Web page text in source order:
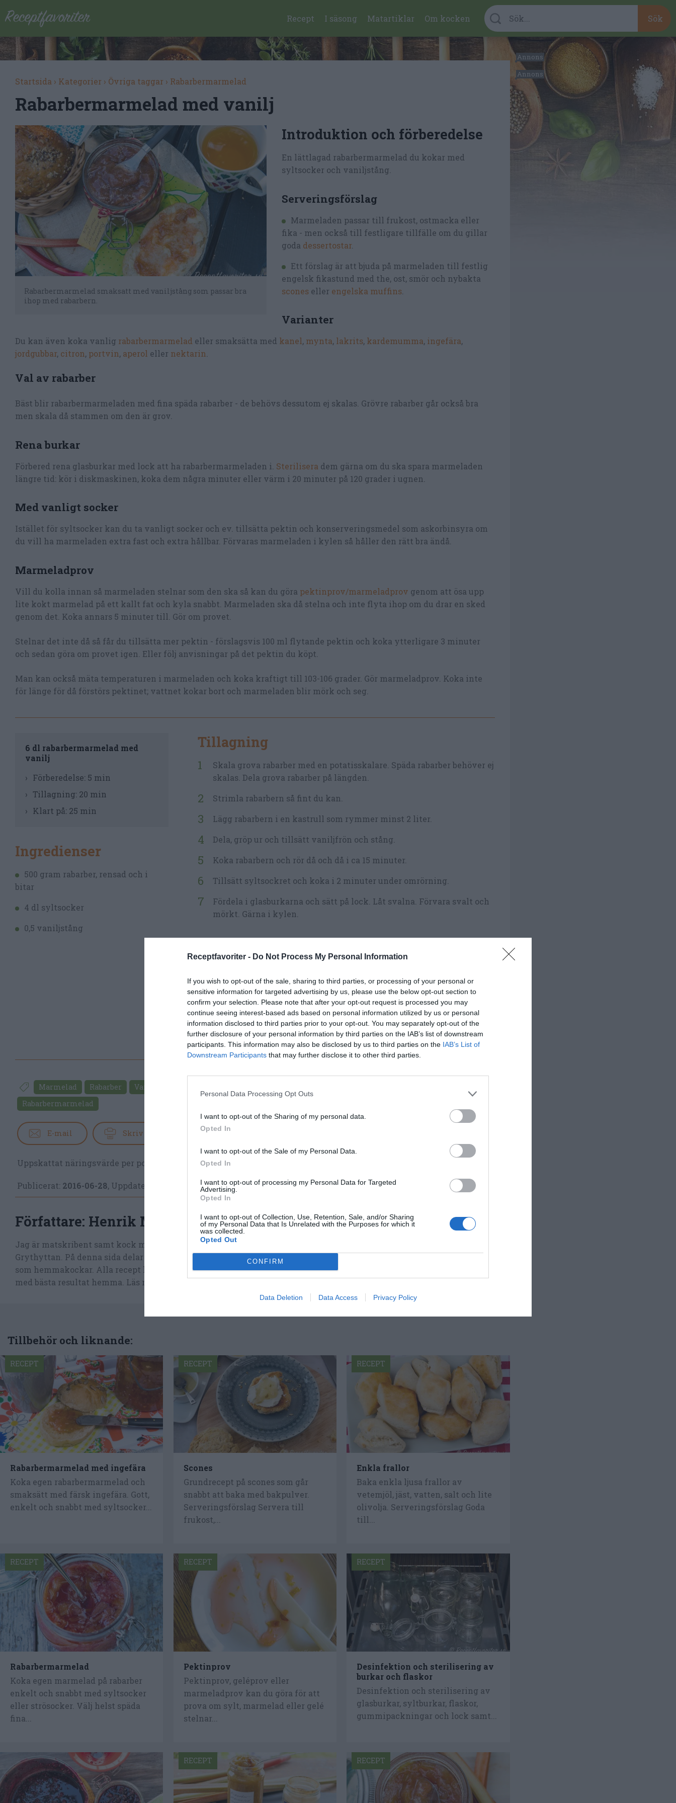
Receptfavoriter - Do Not Process My Personal Information
If you wish to opt-out of the sale, sharing to third parties, or processing of your personal or
sensitive information for targeted advertising by us, please use the below opt-out section to
confirm your selection. Please note that after your opt-out request is processed you may
continue seeing interest-based ads based on personal information utilized by us or personal
information disclosed to third parties prior to your opt-out. You may separately opt-out of the
further disclosure of your personal information by third parties on the IAB’s list of downstream
participants. This information may also be disclosed by us to third parties on the IAB’s List of
Downstream Participants that may further disclose it to other third parties.
Personal Data Processing Opt Outs
I want to opt-out of the Sharing of my personal data.
Opted In
I want to opt-out of the Sale of my Personal Data.
Opted In
I want to opt-out of processing my Personal Data for Targeted
Advertising.
Opted In
I want to opt-out of Collection, Use, Retention, Sale, and/or Sharing
of my Personal Data that Is Unrelated with the Purposes for which it
was collected.
Opted Out
CONFIRM
Data Deletion Data Access Privacy Policy
Recept I säsong Matartiklar Om kocken
Startsida › Kategorier › Övriga taggar › Rabarbermarmelad
Rabarbermarmelad med vanilj
Rabarbermarmelad smaksatt med vaniljstång som passar bra
ihop med rabarbern.
Introduktion och förberedelse
En lättlagad rabarbermarmelad du kokar med
syltsocker och vaniljstång.
Serveringsförslag
Marmeladen passar till frukost, ostmacka eller
fika - men också till festligare tillfälle om du gillar
goda dessertostar.
Ett förslag är att bjuda på marmeladen till festlig
engelsk fikastund med the, ost, smör och nybakta
scones eller engelska muffins
Varianter
Du kan även koka vanlig rabarbermarmelad eller smaksätta med kanel, mynta, lakrits, kardemumma, ingefära,
jordgubbar, citron, portvin, aperol eller nektarin
Val av rabarber
Bäst blir rabarbermarmeladen med fina späda rabarber - de behövs dessutom ej skalas. Grövre rabarber går också bra
men skala då stammen om den är grov.
Rena burkar
Förbered rena glasburkar med lock att ha rabarbermarmeladen i. Sterilisera dem gärna om du ska spara marmeladen
längre tid: kör i diskmaskinen, koka dem några minuter eller värm i 20 minuter på 120 grader i ugnen.
Med vanligt socker
Istället för syltsocker kan du ta vanligt socker och ev. tillsätta pektin och konserveringsmedel som askorbinsyra om
du vill ha marmeladen extra fast och extra hållbar. Förvaras marmeladen i kylen så håller den rätt bra ändå.
Marmeladprov
Vill du kolla innan så marmeladen stelnar som den ska så kan du göra pektinprov/marmeladprov genom att ösa upp
lite kokt marmelad på ett kallt fat och kyla snabbt. Marmeladen ska då stelna och inte flyta ihop om du drar en sked
genom det. Koka annars 5 minuter till. Gör om provet.
Stelnar det inte då så får du tillsätta mer pektin - förslagsvis 100 ml flytande pektin och koka ytterligare 3 minuter
och sedan göra om provet igen. Eller följ anvisningar på det pektin du köpt.
Man kan också mäta temperaturen i marmeladen och koka kraftigt till 103-106 grader. Gör marmeladprov. Koka inte
för länge för då förstörs pektinet; vattnet kokar bort och marmeladen blir mörk och seg.
6 dl rabarbermarmelad med
vanilj
Förberedelse: 5 min
Tillagning: 20 min
Klart på: 25 min
Ingredienser
500 gram rabarber, rensad och i
bitar
4 dl syltsocker
0,5 vaniljstång
Tillagning
Skala grova rabarber med en potatisskalare. Späda rabarber behöver ej
skalas. Dela grova rabarber på längden.
Strimla rabarbern så fint du kan.
Lägg rabarbern i en kastrull som rymmer minst 2 liter.
Dela, gröp ur och tillsätt vaniljfrön och stång.
Koka rabarbern och rör då och då i ca 15 minuter.
Tillsätt syltsockret och koka i 2 minuter under omrörning.
Fördela i glasburkarna och sätt på lock. Låt svalna. Förvara svalt och
mörkt. Gärna i kylen.
Marmelad Rabarber Vardag
Rabarbermarmelad
E-mail Skriv ut
Uppskattat näringsvärde per portion:
Publicerat: 2016-06-28, Uppdaterat: 2023-08-30
Författare: Henrik Mattsson
Jag är matskribent samt kock med en fil. kand i Måltidsvetenskap från restauranghögskolan i
Grythyttan. På denna sida delar jag med mig av tusentals olika recept för alla smaker - noviser
som hemmakockar. Alla recept har jag provlagat, skrivit och fotat så att du ska kunna laga dem
med bästa resultat hemma. Läs mer
om mig.
Tillbehör och liknande:
Rabarbermarmelad med ingefära
Koka egen rabarbermarmelad och
smaksätt med färsk ingefära. Gott,
enkelt och snabbt med syltsocker...
RECEPT
Scones
Grundrecept på scones som går
snabbt att baka med bakpulver.
Serveringsförslag Servera till
frukost,...
RECEPT
Enkla frallor
Baka enkla ljusa frallor av
vetemjöl, jäst, vatten, salt och lite
olivolja. Serveringsförslag Goda
till...
RECEPT
Rabarbermarmelad
Koka egen marmelad på rabarber
enkelt och snabbt med syltsocker
eller strösocker. Välj helst späda
fina...
RECEPT
Pektinprov
Pektinprov, geléprov eller
marmeladprov kan du göra för att
prova om sylt, marmelad eller gelé
stelnar...
RECEPT
Desinfektion och sterilisering av
burkar och flaskor
Desinfektion och sterilisering av
glasburkar, syltburkar, flaskor,
gummipackningar och lock samt...
RECEPT
RECEPT RECEPT